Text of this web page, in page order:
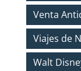
Venta
Viajes de
Walt